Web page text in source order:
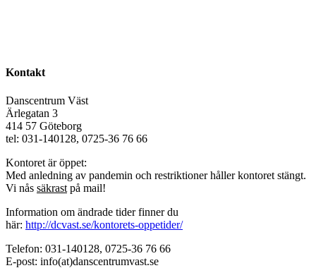
Kontakt
Danscentrum Väst
Ärlegatan 3
414 57 Göteborg
tel: 031-140128, 0725-36 76 66
Kontoret är öppet:
Med anledning av pandemin och restriktioner håller kontoret stängt.
Vi nås säkrast på mail!
Information om ändrade tider finner du
här: http://dcvast.se/kontorets-oppetider/
Telefon: 031-140128, 0725-36 76 66
E-post: info(at)danscentrumvast.se